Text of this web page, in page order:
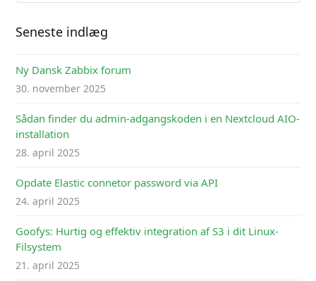
Seneste indlæg
Ny Dansk Zabbix forum
30. november 2025
Sådan finder du admin-adgangskoden i en Nextcloud AIO-
installation
28. april 2025
Opdate Elastic connetor password via API
24. april 2025
Goofys: Hurtig og effektiv integration af S3 i dit Linux-
Filsystem
21. april 2025